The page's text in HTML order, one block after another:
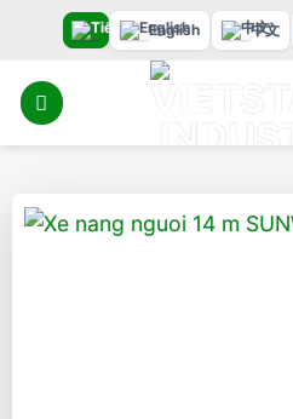
nội
dung
English 中文